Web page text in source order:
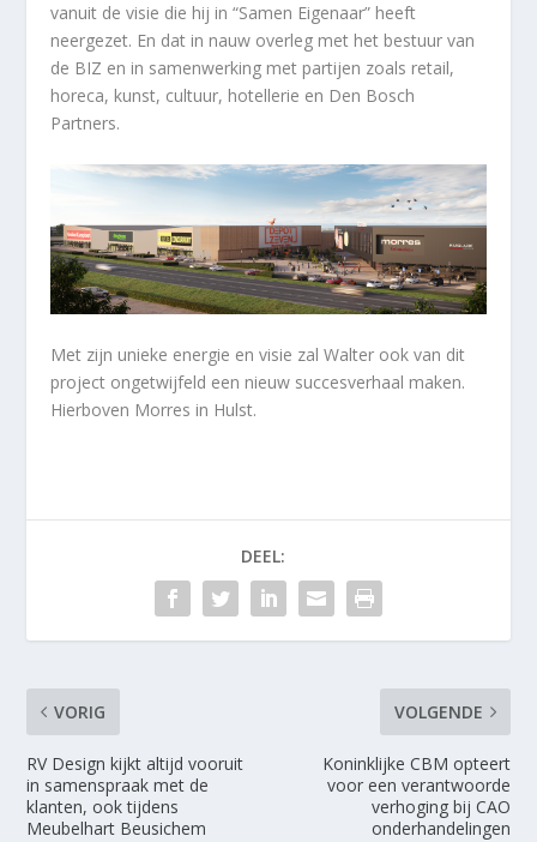
vanuit de visie die hij in “Samen Eigenaar” heeft
neergezet. En dat in nauw overleg met het bestuur van
de BIZ en in samenwerking met partijen zoals retail,
horeca, kunst, cultuur, hotellerie en Den Bosch
Partners.
Met zijn unieke energie en visie zal Walter ook van dit
project ongetwijfeld een nieuw succesverhaal maken.
Hierboven Morres in Hulst.
DEEL:
VORIG
RV Design kijkt altijd vooruit
in samenspraak met de
klanten, ook tijdens
Meubelhart Beusichem
VOLGENDE
Koninklijke CBM opteert
voor een verantwoorde
verhoging bij CAO
onderhandelingen